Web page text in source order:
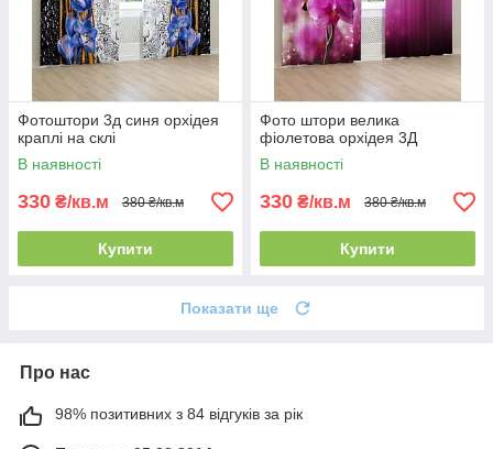
Фотоштори 3д синя орхідея
краплі на склі
В наявності
330 ₴/кв.м 380 ₴/кв.м
Купити
Фото штори велика
фіолетова орхідея 3Д
В наявності
330 ₴/кв.м 380 ₴/кв.м
Купити
Показати ще
Про нас
98% позитивних з 84 відгуків за рік